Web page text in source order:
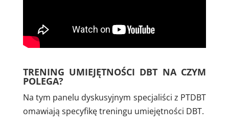
TRENING UMIEJĘTNOŚCI DBT NA CZYM
POLEGA?
Na tym panelu dyskusyjnym specjaliści z PTDBT
omawiają specyfikę treningu umiejętności DBT.